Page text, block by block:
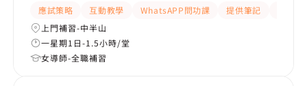
應試策略 互動教學 WhatsAPP問功課 提供筆記
上門補習-中半山
一星期1日-1.5小時/堂
女導師-全職補習